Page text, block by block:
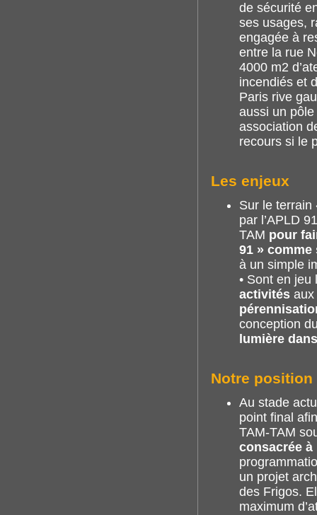
de sécurité
ses usages,
engagée à
entre la rue
4000 m2
incendiés et
Paris rive
aussi un
association
recours si le
Les enjeux
Sur le terrain
par l’APLD
TAM pour
91 » comme
à un simple
• Sont en
activités aux
conception
lumière
Notre position
Au stade
point final
TAM-TAM
consacrée à
un projet
des Frigos.
maximum